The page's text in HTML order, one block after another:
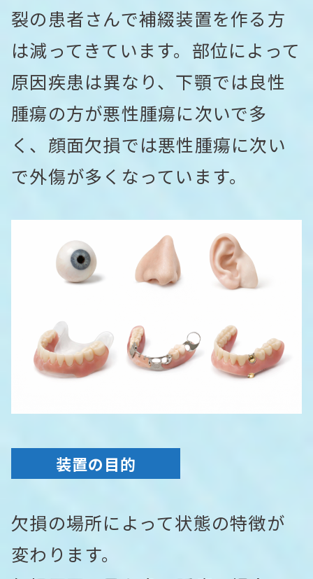
裂の患者さんで補綴装置を作る方
は減ってきています。部位によって
原因疾患は異なり、下顎では良性
腫瘍の方が悪性腫瘍に次いで多
く、顔面欠損では悪性腫瘍に次い
で外傷が多くなっています。
装置の目的
欠損の場所によって状態の特徴が
変わります。